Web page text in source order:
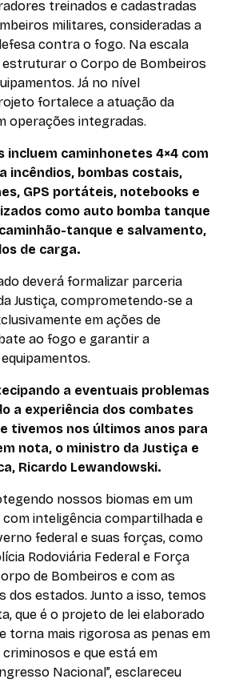
treinados e cadastradas
militares, consideradas a
contra o fogo. Na escala
o Corpo de Bombeiros
Já no nível
fortalece a atuação da
operações integradas.
incluem caminhonetes 4×4 com
incêndios, bombas costais,
GPS portáteis, notebooks e
como auto bomba tanque
tanque e salvamento,
de carga.
deverá formalizar parceria
Justiça, comprometendo-se a
em ações de
ao fogo e garantir a
a eventuais problemas
a experiência dos combates
tivemos nos últimos anos para
nota, o ministro da Justiça e
Ricardo Lewandowski.
nossos biomas em um
inteligência compartilhada e
federal e suas forças, como
Rodoviária Federal e Força
de Bombeiros e com as
dos estados. Junto a isso, temos
que é o projeto de lei elaborado
torna mais rigorosa as penas em
e que está em
Nacional”, esclareceu